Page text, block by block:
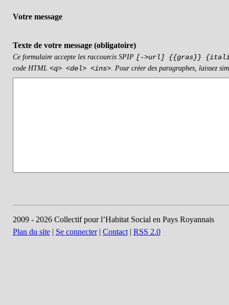
Votre message
Texte de votre message (obligatoire)
Ce formulaire accepte les raccourcis SPIP [->url] {{gras}}
code HTML <q> <del> <ins>. Pour créer des paragraphes, laissez
2009 - 2026 Collectif pour l’Habitat Social en Pays Royannais
Plan du site| Se connecter| Contact| RSS 2.0